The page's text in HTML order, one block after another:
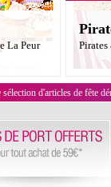
La Peur Pirates
d'articles de fête